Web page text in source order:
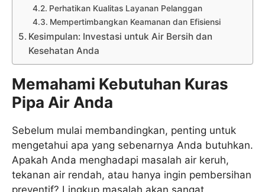
Perhatikan Kualitas Layanan Pelanggan
Mempertimbangkan Keamanan dan Efisiensi
Kesimpulan: Investasi untuk Air Bersih dan
Kesehatan Anda
Memahami Kebutuhan Kuras
Pipa Air Anda
Sebelum mulai membandingkan, penting untuk
mengetahui apa yang sebenarnya Anda butuhkan.
Apakah Anda menghadapi masalah air keruh,
tekanan air rendah, atau hanya ingin pembersihan
preventif? Lingkup masalah akan sangat